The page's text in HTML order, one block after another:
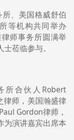
、美国格威舒伯
等机构共同举办
师事务所圆满举
莅临参与。
所合伙人Robert
律师，美国瀚盛律
Gordon律师，
为演讲嘉宾出席本